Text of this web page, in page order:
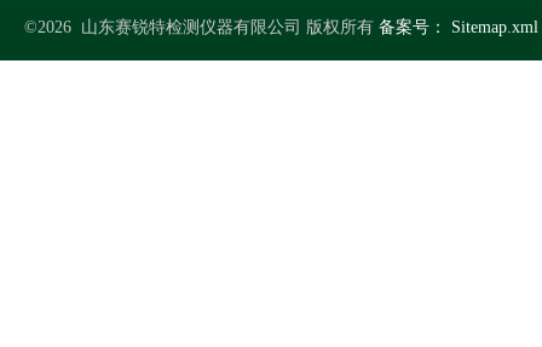
©2026 山东赛锐特检测仪器有限公司 版权所有 备案号： Sitemap.xml